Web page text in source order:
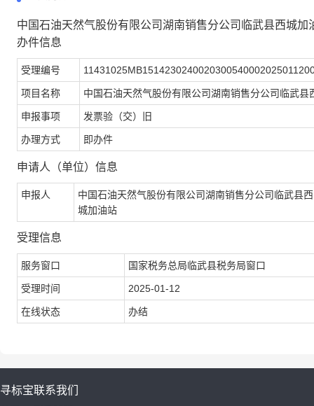
中国石油天然气股份有限公司湖南销售分公司临武县西城加
办件信息
受理编号
项目名称 中国石油天然气股份有限公司湖南销售分公司临武
申报事项 发票验（交）旧
办理方式 即办件
申请人（单位）信息
申报人
中国石油天然气股份有限公司湖南销售分公司临武县西
城加油站
受理信息
服务窗口 国家税务总局临武县税务局窗口
受理时间 2025-01-12
在线状态 办结
寻标宝联系我们